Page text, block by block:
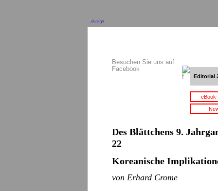
Anzeige
Besuchen Sie uns auf
Facebook
Editorial
Des Blättchens 9.
22
Koreanische
von Erhard Crome